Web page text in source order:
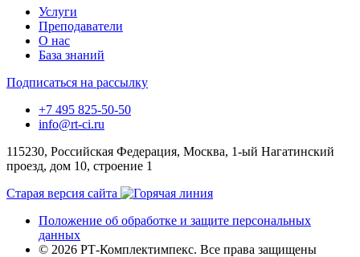
Услуги
Преподаватели
О нас
База знаний
Подписаться на рассылку
+7 495 825-50-50
info@rt-ci.ru
115230, Российская Федерация, Москва, 1-ый Нагатинский
проезд, дом 10, строение 1
Старая версия сайта
Положение об обработке и защите персональных
данных
© 2026 РТ-Комплектимпекс. Все права защищены